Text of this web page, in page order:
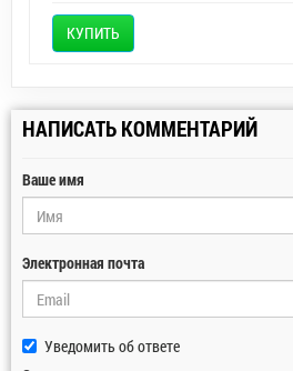
КУПИТЬ
НАПИСАТЬ КОММЕНТАРИЙ
Ваше имя
Электронная почта
Уведомить об ответе